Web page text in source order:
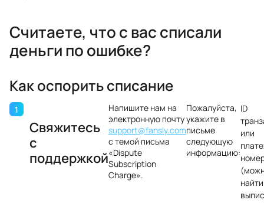
Считаете, что с вас списали
деньги по ошибке?
Как оспорить списание
Свяжитесь
с
поддержкой
Напишите нам на
электронную почту
support@fansly.com
с темой письма
«Dispute
Subscription
Charge».
Пожалуйста,
укажите в
письме
следующую
информацию:
ID
или